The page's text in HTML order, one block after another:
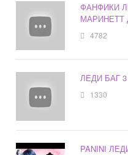
ФАНФИКИ
МАРИНЕТТ
4782
ЛЕДИ БАГ
1330
PANINI